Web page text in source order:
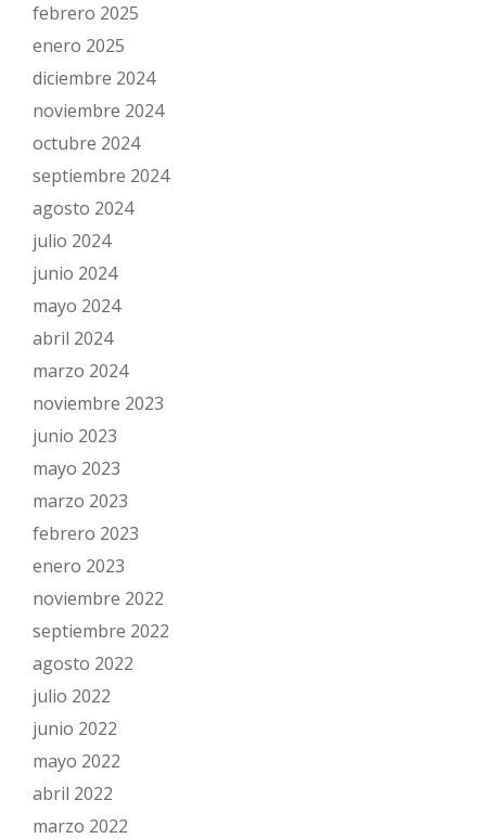
febrero 2025
enero 2025
diciembre 2024
noviembre 2024
octubre 2024
septiembre 2024
agosto 2024
julio 2024
junio 2024
mayo 2024
abril 2024
marzo 2024
noviembre 2023
junio 2023
mayo 2023
marzo 2023
febrero 2023
enero 2023
noviembre 2022
septiembre 2022
agosto 2022
julio 2022
junio 2022
mayo 2022
abril 2022
marzo 2022